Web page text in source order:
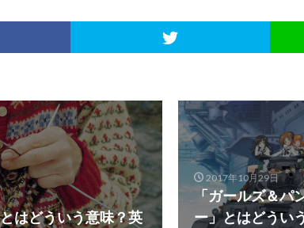
はどういう意味？英
2017年10月29日
「ガールズ＆パ
ー」とはどうい